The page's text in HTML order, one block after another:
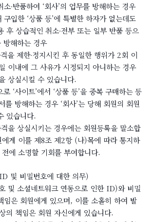
∙반품하여 ‘회사’의 업무를 방해하는 경우
입한 ‘상품 등’에 특별한 하자가 없는데도
후 상습적인 취소∙전부 또는 일부 반품 등으
방해하는 경우
을 제한∙정지시킨 후 동일한 행위가 2회 이
이내에 그 사유가 시정되지 아니하는 경우
상실시킬 수 있습니다.
‘사이트’에서 ‘상품 등’을 중복 구매하는 등
를 방해하는 경우 ‘회사’는 당해 회원의 회원
있습니다.
을 상실시키는 경우에는 회원등록을 말소합
게 이를 제8조 제2항 (나)목에 따라 통지하
에 소명할 기회를 부여합니다.
및 비밀번호에 대한 의무)
및 소셜네트워크 연동으로 인한 ID)와 비밀
임은 회원에게 있으며, 이를 소홀히 하여 발
의 책임은 회원 자신에게 있습니다.